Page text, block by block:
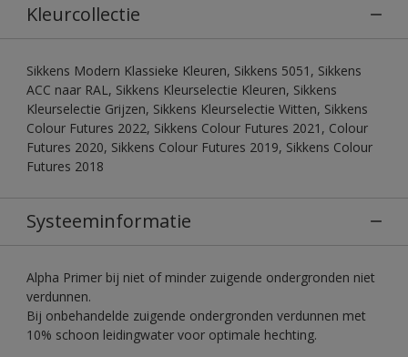
Kleurcollectie
Sikkens Modern Klassieke Kleuren, Sikkens 5051, Sikkens
ACC naar RAL, Sikkens Kleurselectie Kleuren, Sikkens
Kleurselectie Grijzen, Sikkens Kleurselectie Witten, Sikkens
Colour Futures 2022, Sikkens Colour Futures 2021, Colour
Futures 2020, Sikkens Colour Futures 2019, Sikkens Colour
Futures 2018
Systeeminformatie
Alpha Primer bij niet of minder zuigende ondergronden niet
verdunnen.
Bij onbehandelde zuigende ondergronden verdunnen met
10% schoon leidingwater voor optimale hechting.